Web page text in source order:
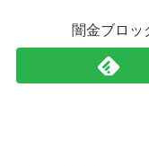
闇金ブロッ